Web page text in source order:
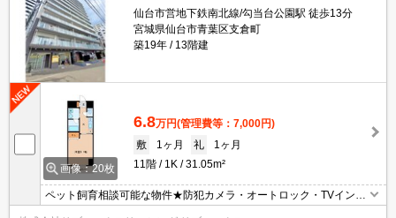
仙台市営地下鉄南北線/勾当台公園駅 徒歩13分
宮城県仙台市青葉区支倉町
築19年
13階建
画像：20枚
6.8万円(管理費等：7,000円)
敷
1ヶ月 礼
1ヶ月
11階
1K 31.05m²
ペット飼育相談可能な物件★防犯カメラ・オートロック・TVインタ
ーホン付でセキュリティー面も安心！地下鉄南北線「勾当台公園